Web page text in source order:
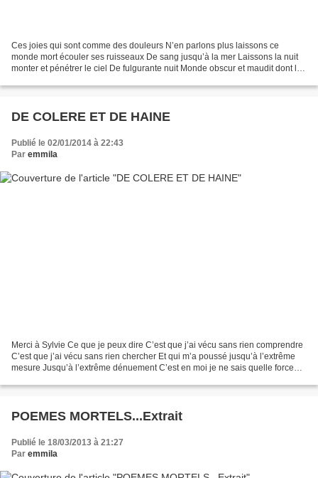
Ces joies qui sont comme des douleurs N’en parlons plus laissons ce
monde mort écouler ses ruisseaux De sang jusqu’à la mer Laissons la nuit
monter et pénétrer le ciel De fulgurante nuit Monde obscur et maudit dont le
DE COLERE ET DE HAINE
Publié le 02/01/2014 à 22:43
Par emmila
Merci à Sylvie Ce que je peux dire C’est que j’ai vécu sans rien comprendre
C’est que j’ai vécu sans rien chercher Et qui m’a poussé jusqu’à l’extrême
mesure Jusqu’à l’extrême dénuement C’est en moi je ne sais quelle force
POEMES MORTELS...Extrait
Publié le 18/03/2013 à 21:27
Par emmila